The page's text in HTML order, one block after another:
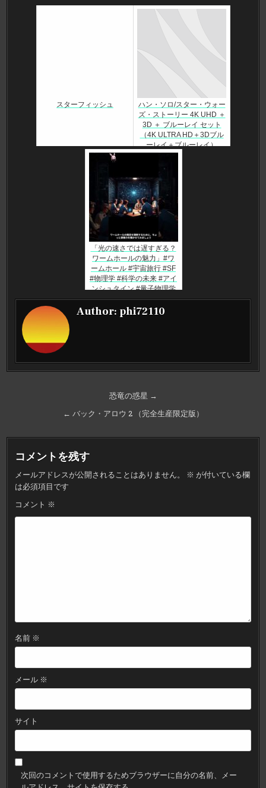
スターフィッシュ
ハン・ソロ/スター・ウォー
ズ・ストーリー 4K UHD ＋
3D ＋ ブルーレイ セット
（4K ULTRA HD＋3Dブル
ーレイ＋ブルーレイ）
「光の速さでは遅すぎる？
ワームホールの魅力」#ワ
ームホール #宇宙旅行 #SF
#物理学 #科学の未来 #アイ
ンシュタイン #量子物理学
#宇宙の謎
Author: phi72110
ビ
ゲ
ー
シ
ョ
恐竜の惑星 →
← バック・アロウ 2 （完全生産限定版）
コメントを残す
メールアドレスが公開されることはありません。 ※ が付いている欄
は必須項目です
コメント ※
名前 ※
メール ※
サイト
次回のコメントで使用するためブラウザーに自分の名前、メー